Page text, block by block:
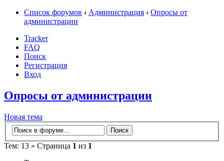
Список форумов ‹ Администрация ‹ Опросы от
администрации
Tracker
FAQ
Поиск
Регистрация
Вход
Опросы от администрации
Новая тема
Тем: 13 » Страница 1 из 1